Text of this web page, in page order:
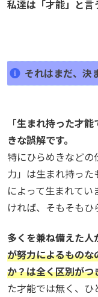
私達は「才能」と言
それはまだ、決
「生まれ持った才能
きな誤解です。
特にひらめきなど
力」は生まれ持っ
によって生まれて
ければ、そもそもひ
多くを兼ね備えた
が努力によるもの
か？は全く区別がつ
た才能では無く、